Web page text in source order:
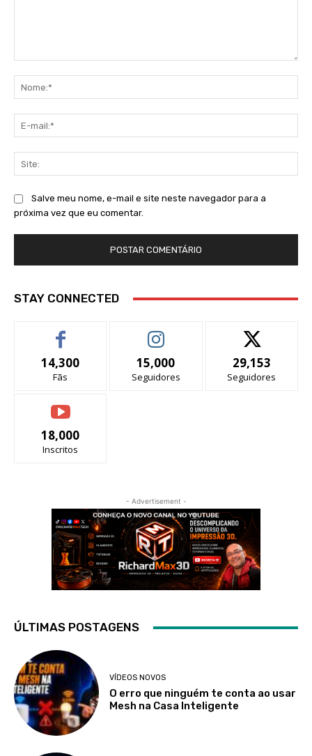
Salve meu nome, e-mail e site neste navegador para a
próxima vez que eu comentar.
STAY CONNECTED
14,300
Fãs
15,000
Seguidores
29,153
Seguidores
18,000
Inscritos
- Advertisement -
ÚLTIMAS POSTAGENS
VÍDEOS NOVOS
O erro que ninguém te conta ao usar
Mesh na Casa Inteligente